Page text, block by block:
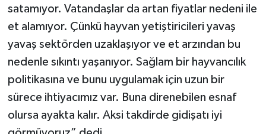
satamıyor. Vatandaşlar da artan fiyatlar nedeni ile
et alamıyor. Çünkü hayvan yetiştiricileri yavaş
yavaş sektörden uzaklaşıyor ve et arzından bu
nedenle sıkıntı yaşanıyor. Sağlam bir hayvancılık
politikasına ve bunu uygulamak için uzun bir
sürece ihtiyacımız var. Buna direnebilen esnaf
olursa ayakta kalır. Aksi takdirde gidişatı iyi